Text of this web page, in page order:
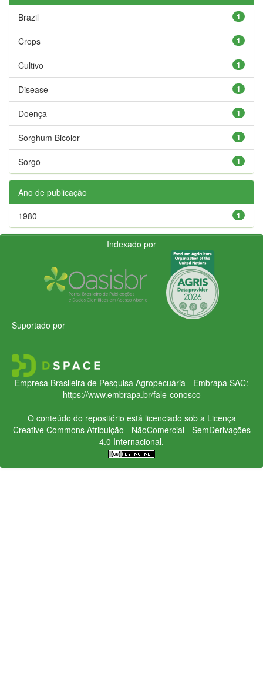
1
Brazil
1
Crops
1
Cultivo
1
Disease
1
Doença
1
Sorghum Bicolor
1
Sorgo
Ano de publicação
1
1980
Indexado por
Suportado por
Empresa Brasileira de Pesquisa Agropecuária - Embrapa SAC:
https://www.embrapa.br/fale-conosco
O conteúdo do repositório está licenciado sob a Licença
Creative CommonsAtribuição - NãoComercial - SemDerivações
4.0 Internacional.